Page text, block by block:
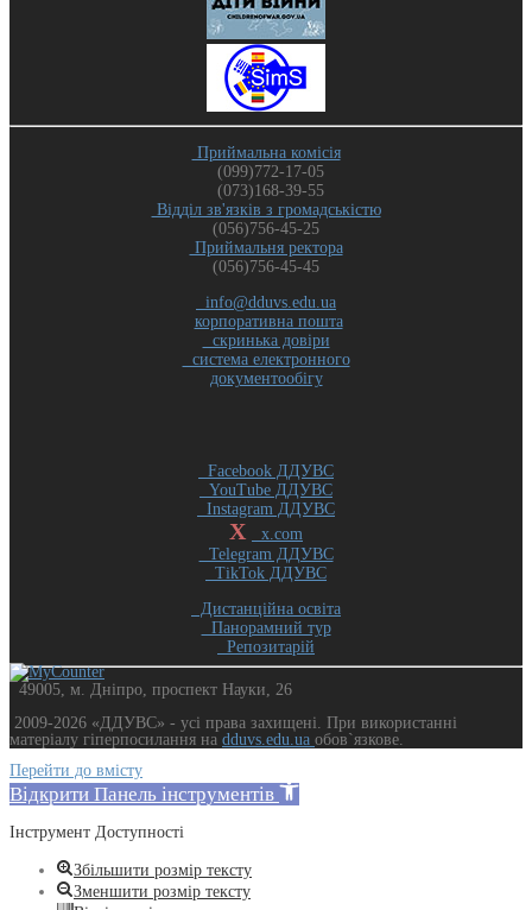
Приймальна комісія
(099)772-17-05
(073)168-39-55
Відділ зв'язків з громадськістю
(056)756-45-25
Приймальня ректора
(056)756-45-45
info@dduvs.edu.ua
корпоративна пошта
скринька довіри
система електронного
документообігу
Facebook ДДУВС
YouTube ДДУВС
Instagram ДДУВС
X
x.com
Telegram ДДУВС
TikTok ДДУВС
Дистанційна освіта
Панорамний тур
Репозитарій
49005, м. Дніпро, проспект Науки, 26
2009-2026 «ДДУВС» - усi права захищенi. При використанні
матеріалу гіперпосилання на dduvs.edu.ua обов`язкове.
Перейти до вмісту
Відкрити Панель інструментів
Інструмент Доступності
Збільшити розмір тексту
Зменшити розмір тексту